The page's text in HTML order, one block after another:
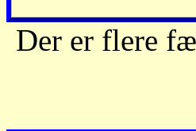
Der er flere